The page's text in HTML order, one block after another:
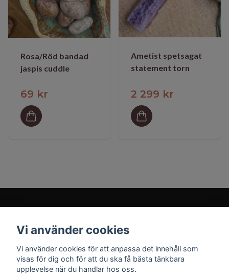
Rosa/Röd bandad
jaspis cuddle
69 kr
Ametist spetsagat
statement torn
2 299 kr
Prenumerera på vårt nyhetsbrev
Vi använder cookies
Vi använder cookies för att anpassa det innehåll som
visas för dig och för att du ska få bästa tänkbara
upplevelse när du handlar hos oss.